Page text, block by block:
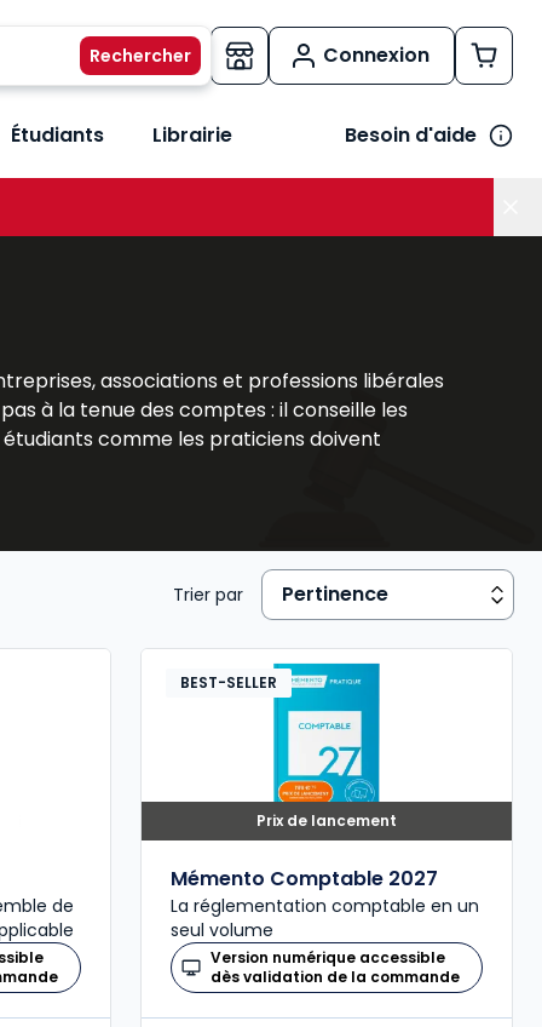
Connexion
métiers
le sous-menu Vos besoins
Étudiants Librairie Besoin d'aide
associations et professions libérales
à la tenue des comptes : il conseille les
comme les praticiens doivent
Trier par
de
Prix de lancement
BEST-SELLER
Mémento Comptable 2027
La réglementation comptable en un
seul volume
Version numérique accessible
dès validation de la commande